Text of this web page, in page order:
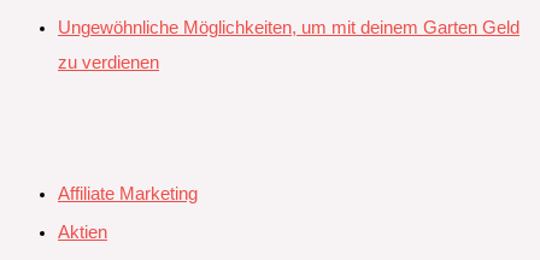
Ungewöhnliche Möglichkeiten, um mit deinem Garten Geld
zu verdienen
Affiliate Marketing
Aktien